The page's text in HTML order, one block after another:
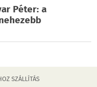
Péter: a
SZÁLLÍTÁS